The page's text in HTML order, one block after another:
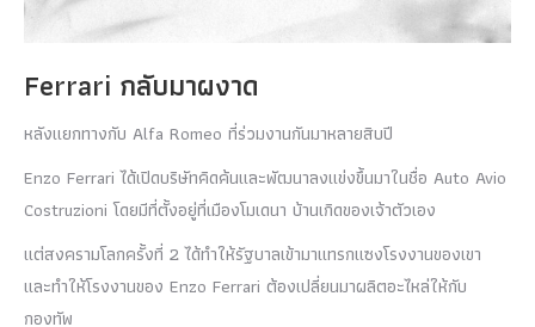
Ferrari กลับมาผงาด
หลังแยกทางกับ Alfa Romeo ที่ร่วมงานกันมาหลายสิบปี
Enzo Ferrari ได้เปิดบริษัทคิดค้นและพัฒนาลงแข่งขึ้นมาในชื่อ Auto Avio
Costruzioni โดยมีที่ตั้งอยู่ที่เมืองโมเดนา บ้านเกิดของเจ้าตัวเอง
แต่สงครามโลกครั้งที่ 2 ได้ทำให้รัฐบาลเข้ามาแทรกแซงโรงงานของเขา
และทำให้โรงงานของ Enzo Ferrari ต้องเปลี่ยนมาผลิตอะไหล่ให้กับ
กองทัพ